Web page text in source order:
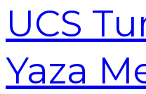
UCS
Yaza